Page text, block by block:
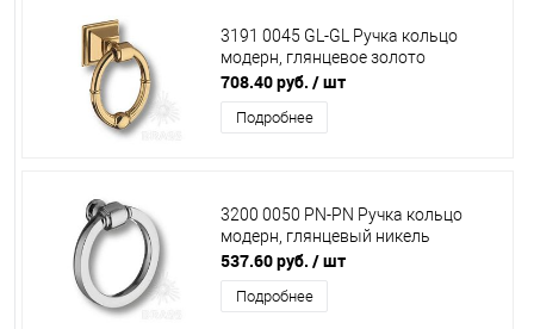
3191 0045 GL-GL Ручка кольцо
модерн, глянцевое золото
708.40 руб. / шт
Подробнее
3200 0050 PN-PN Ручка кольцо
модерн, глянцевый никель
537.60 руб. / шт
Подробнее